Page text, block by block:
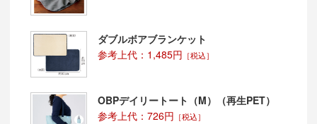
ダブルボアブランケット
参考上代：1,485円 ［税込］
OBPデイリートート（M）（再生PET）
参考上代：726円 ［税込］